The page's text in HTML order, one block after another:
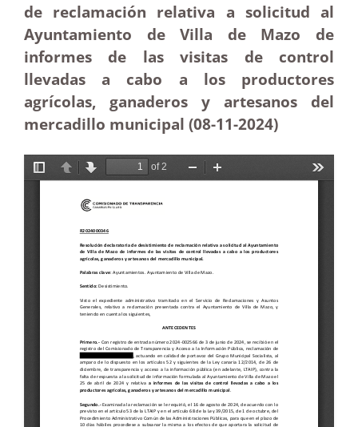
de reclamación relativa a solicitud al
Ayuntamiento de Villa de Mazo de
informes de las visitas de control
llevadas a cabo a los productores
agrícolas, ganaderos y artesanos del
mercadillo municipal (08-11-2024)